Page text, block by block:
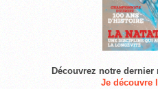
Découvrez notre dernier
Je découvre